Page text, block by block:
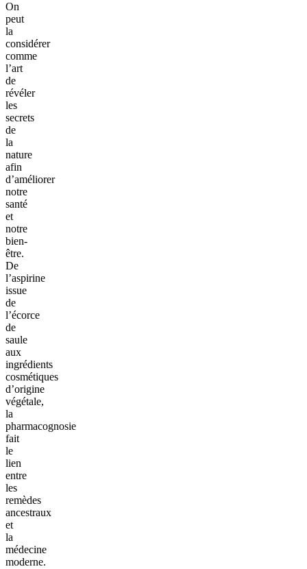
On
peut
la
considérer
comme
l’art
de
révéler
les
secrets
de
la
nature
afin
d’améliorer
notre
santé
et
notre
bien-
être.
De
l’aspirine
issue
de
l’écorce
de
saule
aux
ingrédients
cosmétiques
d’origine
végétale,
la
pharmacognosie
fait
le
lien
entre
les
remèdes
ancestraux
et
la
médecine
moderne.